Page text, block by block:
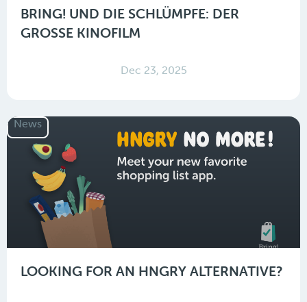
BRING! UND DIE SCHLÜMPFE: DER
GROSSE KINOFILM
Dec 23, 2025
News
LOOKING FOR AN HNGRY ALTERNATIVE?